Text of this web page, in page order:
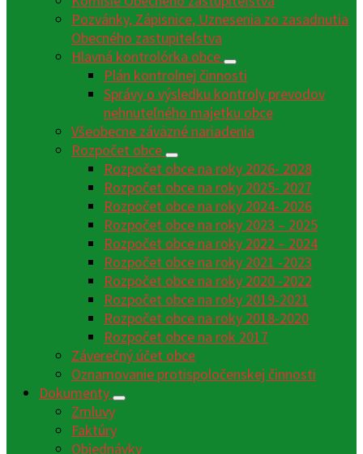
Pozvánky, Zápisnice, Uznesenia zo zasadnutia
Obecného zastupiteľstva
Hlavná kontrolórka obce
Plán kontrolnej činnosti
Správy o výsledku kontroly prevodov
nehnuteľného majetku obce
Všeobecne záväzné nariadenia
Rozpočet obce
Rozpočet obce na roky 2026- 2028
Rozpočet obce na roky 2025- 2027
Rozpočet obce na roky 2024- 2026
Rozpočet obce na roky 2023 – 2025
Rozpočet obce na roky 2022 – 2024
Rozpočet obce na roky 2021 -2023
Rozpočet obce na roky 2020 -2022
Rozpočet obce na roky 2019-2021
Rozpočet obce na roky 2018-2020
Rozpočet obce na rok 2017
Záverečný účet obce
Oznamovanie protispoločenskej činnosti
Dokumenty
Zmluvy
Faktúry
Objednávky